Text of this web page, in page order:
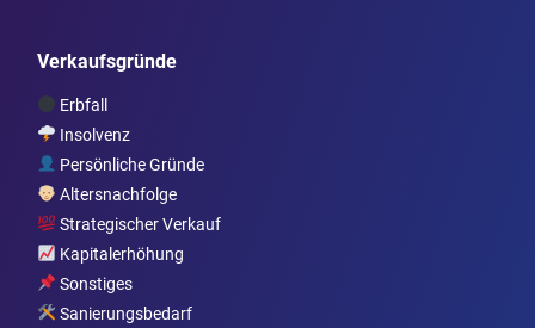
Verkaufsgründe
Erbfall
Insolvenz
Persönliche Gründe
Altersnachfolge
Strategischer Verkauf
Kapitalerhöhung
Sonstiges
Sanierungsbedarf